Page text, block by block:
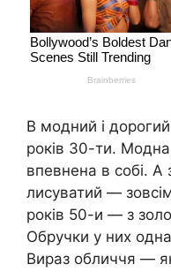
В модний і дорогий
років 30-ти.
впевнена в собі. А
лисуватий —
років 50-и — з
Обручки у них
Вираз обличчя —